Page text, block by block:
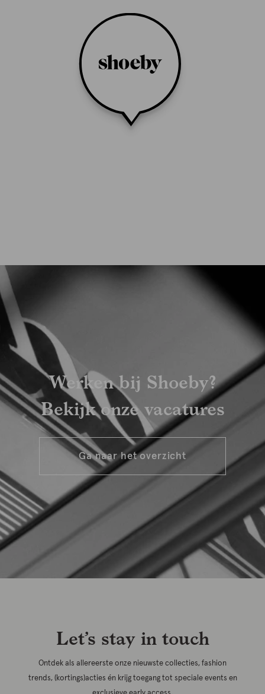
Werken bij Shoeby?
Bekijk onze vacatures
Ga naar het overzicht
Let’s stay in touch
Ontdek als allereerste onze nieuwste collecties, fashion
trends, (kortings)acties én krijg toegang tot speciale events en